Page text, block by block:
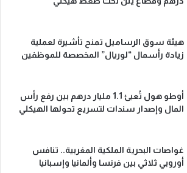
هيئة سوق الرساميل تمنح تأشيرة لعملية
زيادة رأسمال “لوريال” المخصصة للموظفين
أوطو هول تُعبئ 1.1 مليار درهم بين رفع رأس
المال وإصدار سندات لتسريع تحولها الهيكلي
غواصات البحرية الملكية المغربية.. تنافس
أوروبي ثلاثي بين فرنسا وألمانيا وإسبانيا